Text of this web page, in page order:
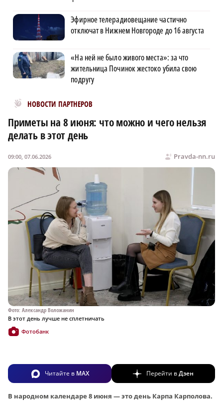
Эфирное телерадиовещание частично
отключат в Нижнем Новгороде до 16 августа
«На ней не было живого места»: за что
жительница Починок жестоко убила свою
подругу
НОВОСТИ ПАРТНЕРОВ
Новости МирТесен
Приметы на 8 июня: что можно и чего нельзя
делать в этот день
Pravda-nn.ru
09:00, 07.06.2026
Фото: Александр Воложанин
В этот день лучше не сплетничать
Фотобанк
Читайте в MAX Перейти вДзен
В народном календаре 8 июня — это день Карпа Карполова.